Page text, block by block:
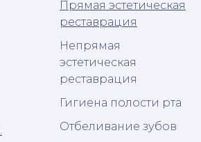
Прямая эстетическая
реставрация
Непрямая
эстетическая
реставрация
Гигиена полости рта
Отбеливание зубов